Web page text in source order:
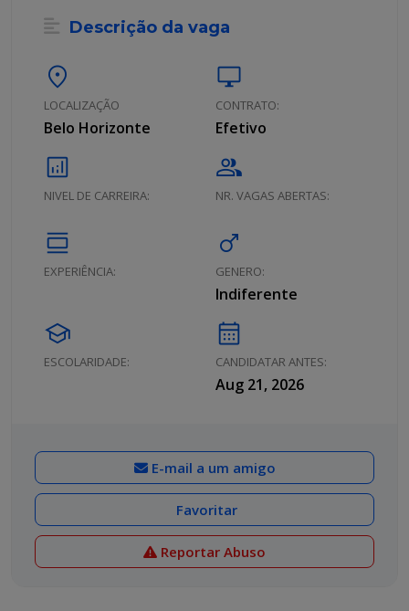
Descrição da vaga
location_on
LOCALIZAÇÃO
Belo Horizonte
desktop_windows
CONTRATO:
Efetivo
analytics
NIVEL DE CARREIRA:
group
NR. VAGAS ABERTAS:
calendar_view_day
EXPERIÊNCIA:
male
GENERO:
Indiferente
school
ESCOLARIDADE:
calendar_month
CANDIDATAR ANTES:
Aug 21, 2026
E-mail a um amigo
Favoritar
Reportar Abuso